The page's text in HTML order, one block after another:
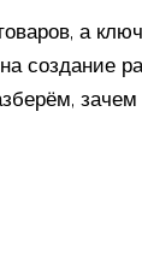
а
создание
прогресс.
тех, кто